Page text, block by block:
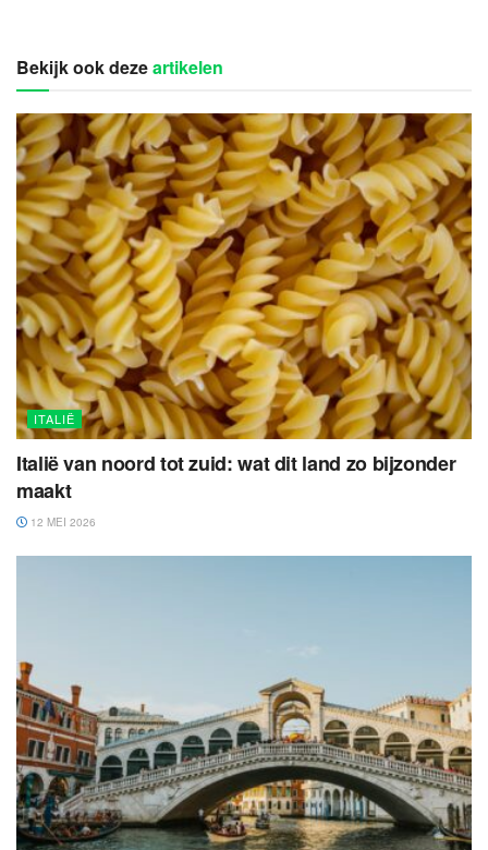
Bekijk ook dezeartikelen
ITALIË
Italië van noord tot zuid: wat dit land zo bijzonder
maakt
12 MEI 2026